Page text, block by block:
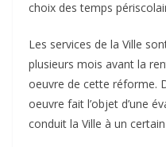
choix des temps
Les services de la Ville
plusieurs mois avant la
oeuvre de cette réforme.
oeuvre fait l’objet d’une
conduit la Ville à un